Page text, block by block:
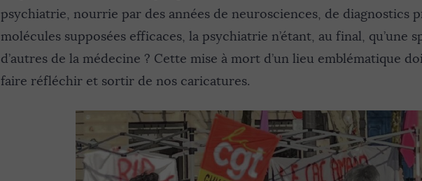
psychiatrie, nourrie par des années de neurosciences, de diagnostics
molécules supposées efficaces, la psychiatrie n’étant, au final, qu’une
d’autres de la médecine ? Cette mise à mort d’un lieu emblématique
faire réfléchir et sortir de nos caricatures.